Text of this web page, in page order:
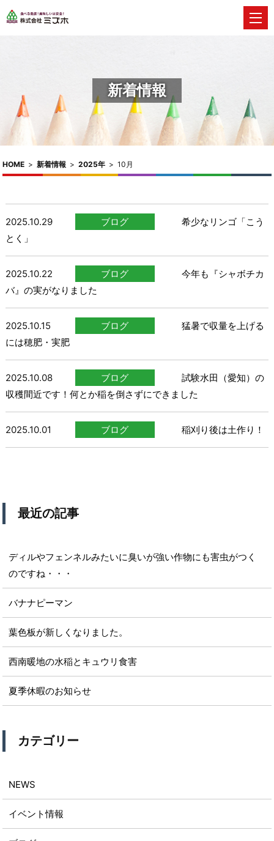
新着情報
HOME > 新着情報 > 2025年 > 10月
2025.10.29 ブログ
希少なリンゴ「こう
とく」
2025.10.22 ブログ
今年も『シャボチカ
バ』の実がなりました
2025.10.15 ブログ
猛暑で収量を上げる
には穂肥・実肥
2025.10.08 ブログ
試験水田（愛知）の
収穫間近です！何とか稲を倒さずにできました
2025.10.01 ブログ 稲刈り後は土作り！
最近の記事
ディルやフェンネルみたいに臭いが強い作物にも害虫がつく
のですね・・・
バナナピーマン
葉色板が新しくなりました。
西南暖地の水稲とキュウリ食害
夏季休暇のお知らせ
カテゴリー
NEWS
イベント情報